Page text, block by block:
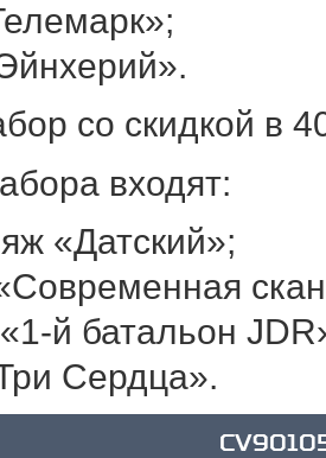
со скидкой в
входят:
«Датский»;
й батальон
Сердца».